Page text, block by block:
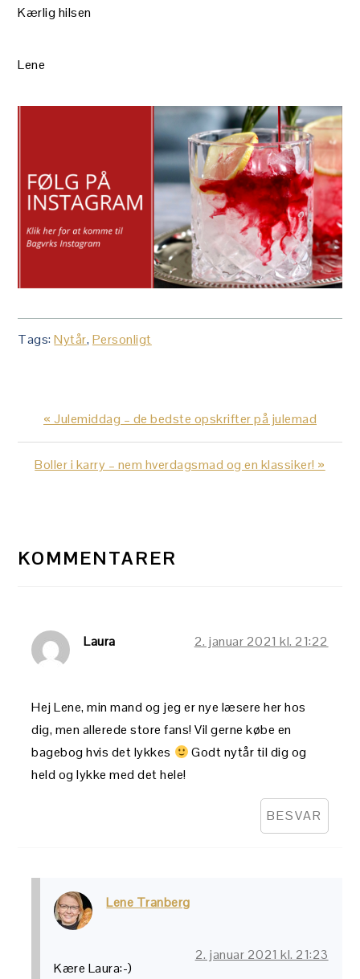
Kærlig hilsen
Lene
Tags:Nytår, Personligt
Previous
Post:
« Julemiddag – de bedste opskrifter på julemad
Next
Boller i karry – nem hverdagsmad og en klassiker! »
KOMMENTARER
Laura 2. januar 2021 kl. 21:22
Hej Lene, min mand og jeg er nye læsere her hos
dig, men allerede store fans! Vil gerne købe en
bagebog hvis det lykkes
Godt nytår til dig og
held og lykke med det hele!
BESVAR
Lene Tranberg
2. januar 2021 kl. 21:23
Kære Laura:-)